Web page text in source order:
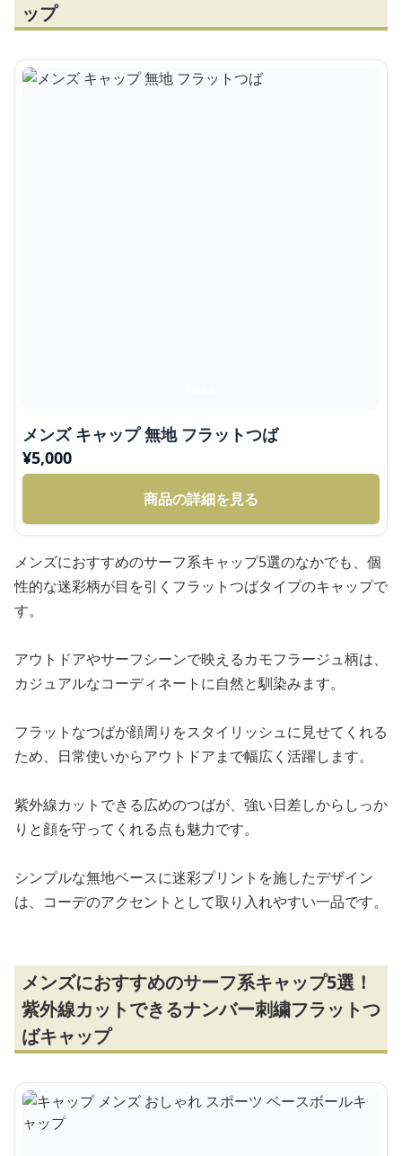
ップ
メンズ キャップ 無地 フラットつば
¥5,000
商品の詳細を見る
メンズにおすすめのサーフ系キャップ5選のなかでも、個
性的な迷彩柄が目を引くフラットつばタイプのキャップで
す。
アウトドアやサーフシーンで映えるカモフラージュ柄は、
カジュアルなコーディネートに自然と馴染みます。
フラットなつばが顔周りをスタイリッシュに見せてくれる
ため、日常使いからアウトドアまで幅広く活躍します。
紫外線カットできる広めのつばが、強い日差しからしっか
りと顔を守ってくれる点も魅力です。
シンプルな無地ベースに迷彩プリントを施したデザイン
は、コーデのアクセントとして取り入れやすい一品です。
メンズにおすすめのサーフ系キャップ5選！
紫外線カットできるナンバー刺繍フラットつ
ばキャップ